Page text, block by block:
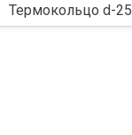
Термокольцо d-25